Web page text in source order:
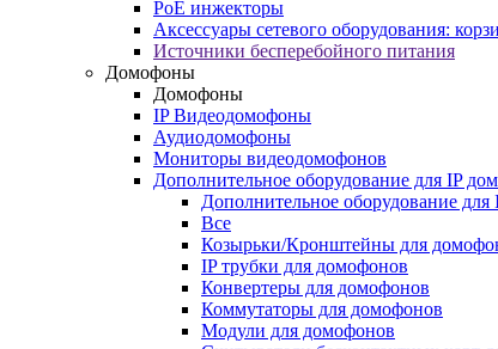
PoE инжекторы
Аксессуары сетевого оборудования:
Источники бесперебойного питания
Домофоны
Домофоны
IP Видеодомофоны
Аудиодомофоны
Мониторы видеодомофонов
Дополнительное оборудование для IP
Дополнительное оборудование
Все
Козырьки/Кронштейны для
IP трубки для домофонов
Конвертеры для домофонов
Коммутаторы для домофонов
Модули для домофонов